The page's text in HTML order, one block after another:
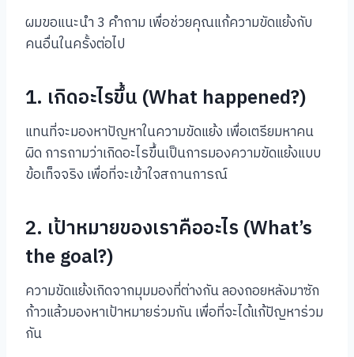
ผมขอแนะนำ 3 คำถาม เพื่อช่วยคุณแก้ความขัดแย้งกับ
คนอื่นในครั้งต่อไป
1. เกิดอะไรขึ้น (What happened?)
แทนที่จะมองหาปัญหาในความขัดแย้ง เพื่อเตรียมหาคน
ผิด การถามว่าเกิดอะไรขึ้นเป็นการมองความขัดแย้งแบบ
ข้อเท็จจริง เพื่อที่จะเข้าใจสถานการณ์
2. เป้าหมายของเราคืออะไร (What’s
the goal?)
ความขัดแย้งเกิดจากมุมมองที่ต่างกัน ลองถอยหลังมาซัก
ก้าวแล้วมองหาเป้าหมายร่วมกัน เพื่อที่จะได้แก้ปัญหาร่วม
กัน